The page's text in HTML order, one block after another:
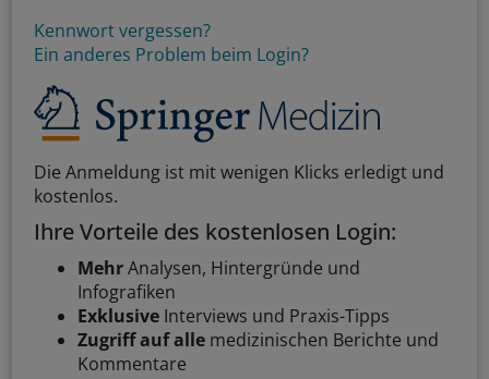
Kennwort vergessen?
Ein anderes Problem beim Login?
Die Anmeldung ist mit wenigen Klicks erledigt und
kostenlos.
Ihre Vorteile des kostenlosen Login:
MehrAnalysen, Hintergründe und
Infografiken
Exklusive Interviews und Praxis-Tipps
Zugriff auf alle medizinischen Berichte und
Kommentare